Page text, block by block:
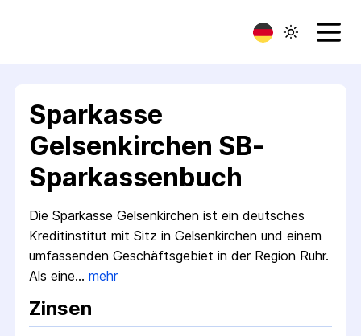
Sparkasse
Gelsenkirchen SB-
Sparkassenbuch
Die Sparkasse Gelsenkirchen ist ein deutsches
Kreditinstitut mit Sitz in Gelsenkirchen und einem
umfassenden Geschäftsgebiet in der Region Ruhr.
Als eine… mehr
Zinsen